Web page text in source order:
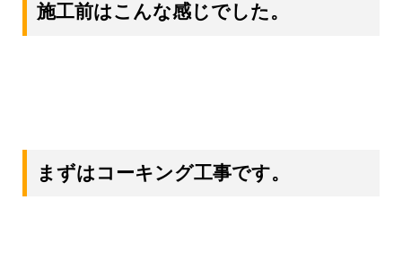
施工前はこんな感じでした。
まずはコーキング工事です。